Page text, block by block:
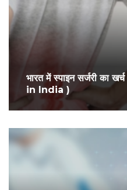
भारत में स्पाइन सर्जरी
in India )